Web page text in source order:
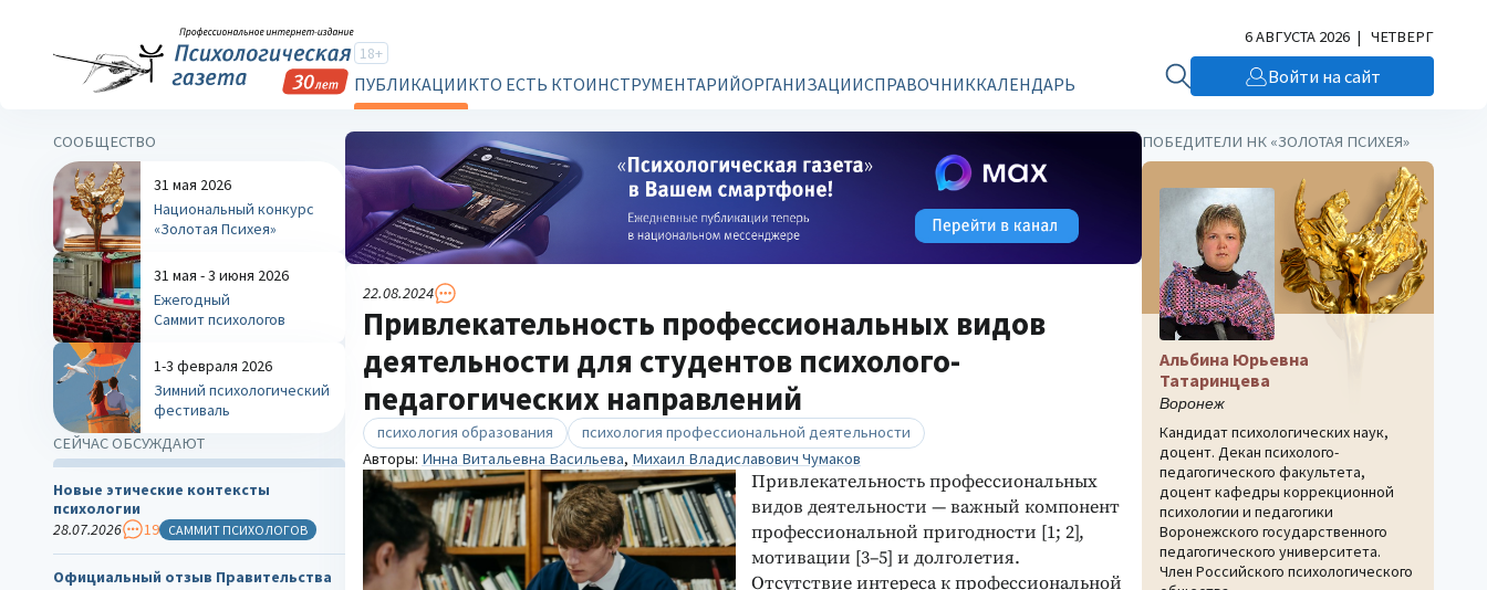
18+
ПУБЛИКАЦИИКТО ЕСТЬ КТОИНСТРУМЕНТАРИЙОРГАНИЗАЦИИСПРАВОЧНИККАЛЕНДАРЬ
6 АВГУСТА 2026 | ЧЕТВЕРГ
Войти на сайт
22.08.2024
Привлекательность профессиональных видов
деятельности для студентов психолого-
педагогических направлений
психология образования
психология профессиональной деятельности
Авторы: Инна Витальевна Васильева, Михаил Владиславович Чумаков
Привлекательность профессиональных
видов деятельности — важный компонент
профессиональной пригодности [1; 2],
мотивации [3–5] и долголетия.
Отсутствие интереса к профессиональной
СООБЩЕСТВО
31 мая 2026
Национальный конкурс
«Золотая Психея»
31 мая - 3 июня 2026
Ежегодный
Саммит психологов
1-3 февраля 2026
Зимний психологический
фестиваль
СЕЙЧАС ОБСУЖДАЮТ
Новые этические контексты
психологии
28.07.2026
19 САММИТ ПСИХОЛОГОВ
Официальный отзыв Правительства
ПОБЕДИТЕЛИ НК «ЗОЛОТАЯ ПСИХЕЯ»
Альбина Юрьевна
Татаринцева
Воронеж
Кандидат психологических наук,
доцент. Декан психолого-
педагогического факультета,
доцент кафедры коррекционной
психологии и педагогики
Воронежского государственного
педагогического университета.
Член Российского психологического